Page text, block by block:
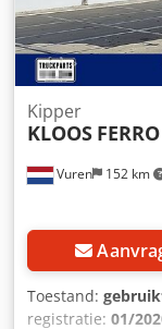
Vuren 152 km
Kipper
KLOOS
Toestand:
registratie: 01/